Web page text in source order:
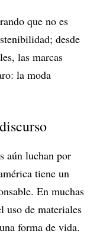
que no es
desde
las marcas
la moda
aún luchan por
tiene un
En muchas
uso de materiales
forma de vida.